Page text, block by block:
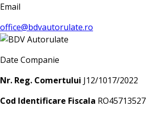
Email
office@bdvautorulate.ro
Date Companie
Nr. Reg. Comertului J12/1017/2022
Cod Identificare Fiscala RO45713527